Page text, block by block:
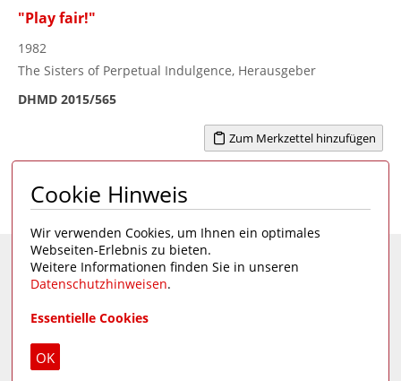
"Play fair!"
1982
The Sisters of Perpetual Indulgence, Herausgeber
DHMD 2015/565
Zum Merkzettel hinzufügen
Seite 1 von 19 1 2 3 4 ... 19 >
Eine Seite desDeutschen Hygiene-Museums
Cookie Hinweis
Wir verwenden Cookies, um Ihnen ein optimales
Webseiten-Erlebnis zu bieten.
Weitere Informationen finden Sie in unseren
Datenschutzhinweisen.
Essentielle Cookies
OK